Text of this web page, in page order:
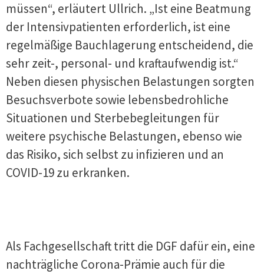
müssen“, erläutert Ullrich. „Ist eine Beatmung
der Intensivpatienten erforderlich, ist eine
regelmäßige Bauchlagerung entscheidend, die
sehr zeit-, personal- und kraftaufwendig ist.“
Neben diesen physischen Belastungen sorgten
Besuchsverbote sowie lebensbedrohliche
Situationen und Sterbebegleitungen für
weitere psychische Belastungen, ebenso wie
das Risiko, sich selbst zu infizieren und an
COVID-19 zu erkranken.
Als Fachgesellschaft tritt die DGF dafür ein, eine
nachträgliche Corona-Prämie auch für die